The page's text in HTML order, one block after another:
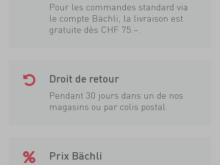
Pour les commandes standard via
le compte Bächli, la livraison est
gratuite dès CHF 75.–.
Droit de retour
Pendant 30 jours dans un de nos
magasins ou par colis postal.
Prix Bächli